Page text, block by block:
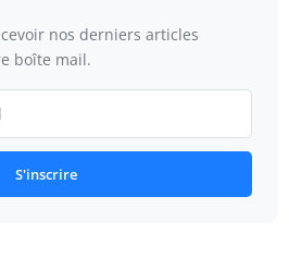
nos derniers articles
boîte mail.
S'inscrire